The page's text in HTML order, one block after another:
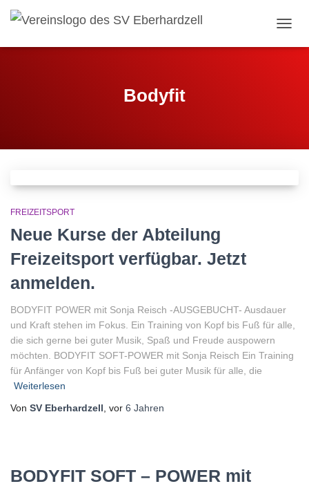
Bodyfit
FREIZEITSPORT
Neue Kurse der Abteilung
Freizeitsport verfügbar. Jetzt
anmelden.
BODYFIT POWER mit Sonja Reisch -AUSGEBUCHT- Ausdauer
und Kraft stehen im Fokus. Ein Training von Kopf bis Fuß für alle,
die sich gerne bei guter Musik, Spaß und Freude auspowern
möchten. BODYFIT SOFT-POWER mit Sonja Reisch Ein Training
für Anfänger von Kopf bis Fuß bei guter Musik für alle, die
Weiterlesen
Von SV Eberhardzell , vor 6 Jahren
BODYFIT SOFT – POWER mit